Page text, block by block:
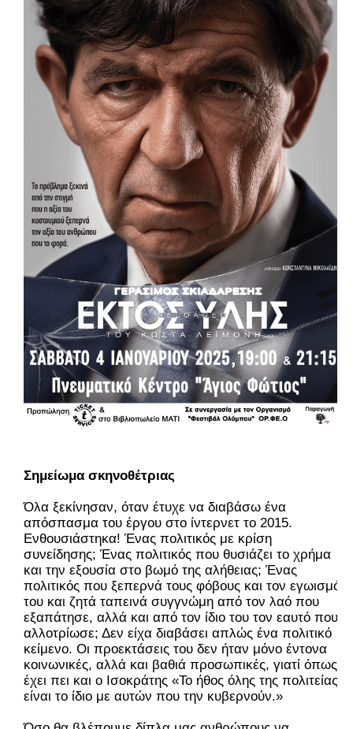
Σημείωμα σκηνοθέτριας
Όλα ξεκίνησαν, όταν έτυχε να διαβάσω ένα
απόσπασμα του έργου στο ίντερνετ το 2015.
Ενθουσιάστηκα! Ένας πολιτικός με κρίση
συνείδησης; Ένας πολιτικός που θυσιάζει το χρήμα
και την εξουσία στο βωμό της αλήθειας; Ένας
πολιτικός που ξεπερνά τους φόβους και τον εγωισμό
του και ζητά ταπεινά συγγνώμη από τον λαό που
εξαπάτησε, αλλά και από τον ίδιο του τον εαυτό που
αλλοτρίωσε; Δεν είχα διαβάσει απλώς ένα πολιτικό
κείμενο. Οι προεκτάσεις του δεν ήταν μόνο έντονα
κοινωνικές, αλλά και βαθιά προσωπικές, γιατί όπως
έχει πει και ο Ισοκράτης «Το ήθος όλης της πολιτείας
είναι το ίδιο με αυτών που την κυβερνούν.»